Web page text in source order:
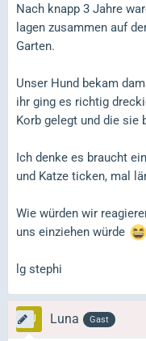
Nach knapp 3 Jahre
lagen zusammen auf
Garten.
Unser Hund bekam
ihr ging es richtig
Korb gelegt und die sie
Ich denke es braucht
und Katze ticken, mal
Wie würden wir
uns einziehen würde
lg stephi
Luna Gast